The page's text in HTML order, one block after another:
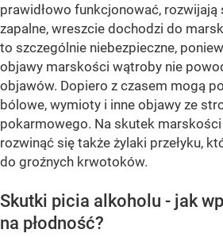
prawidłowo funkcjonować, rozwijają
zapalne, wreszcie dochodzi do
to szczególnie niebezpieczne,
objawy marskości wątroby nie
objawów. Dopiero z czasem mogą
bólowe, wymioty i inne objawy ze
pokarmowego. Na skutek
rozwinąć się także żylaki przełyku,
do groźnych krwotoków.
Skutki picia alkoholu - jak
na płodność?